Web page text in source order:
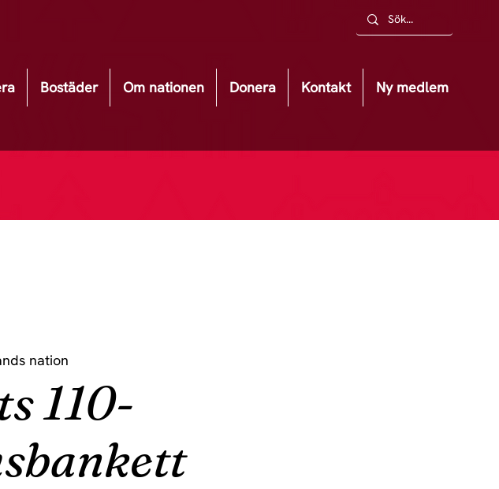
Bostäder Om nationen Donera Kontakt Ny medlem
nation
110-